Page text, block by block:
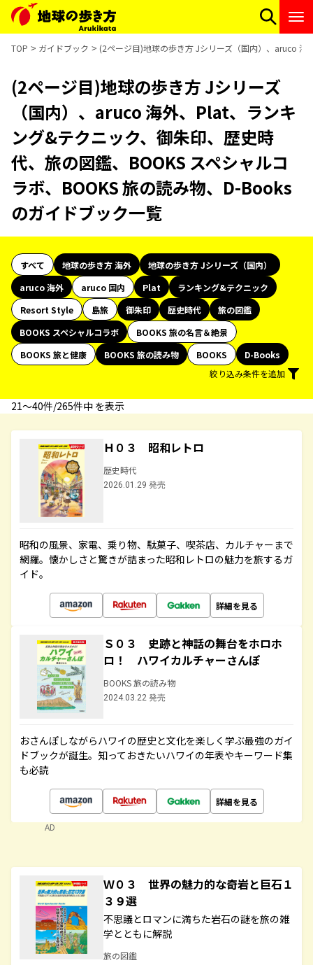
TOP ガイドブック (2ページ目)地球の歩き方 Jシリーズ（国内）、aruco
(2ページ目)地球の歩き方 Jシリーズ
（国内）、aruco 海外、Plat、ランキ
ング&テクニック、御朱印、歴史時
代、旅の図鑑、BOOKS スペシャルコ
ラボ、BOOKS 旅の読み物、D-Books
のガイドブック一覧
すべて 地球の歩き方 海外
地球の歩き方 Jシリーズ（国内）
aruco 海外
aruco 国内 Plat
ランキング&テクニック
Resort Style
島旅 御朱印 歴史時代
旅の図鑑
BOOKS スペシャルコラボ
BOOKS 旅の名言＆絶景
BOOKS 旅と健康
BOOKS 旅の読み物 BOOKS
D-Books
絞り込み条件を追加
21〜40件/265件中 を表示
Ｈ０３ 昭和レトロ
歴史時代
2026.01.29 発売
昭和の風景、家電、乗り物、駄菓子、喫茶店、カルチャーまで
網羅。懐かしさと驚きが詰まった昭和レトロの魅力を旅するガ
イド。
詳細を見る
Ｓ０３ 史跡と神話の舞台をホロホ
ロ！ ハワイカルチャーさんぽ
BOOKS 旅の読み物
2024.03.22 発売
おさんぽしながらハワイの歴史と文化を楽しく学ぶ最強のガイ
ドブックが誕生。知っておきたいハワイの年表やキーワード集
も必読
詳細を見る
AD
Ｗ０３ 世界の魅力的な奇岩と巨石１
３９選
不思議とロマンに満ちた岩石の謎を旅の雑
学とともに解説
旅の図鑑